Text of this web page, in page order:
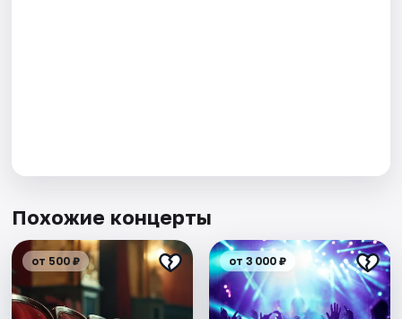
Похожие концерты
от 500 ₽ от 3 000 ₽